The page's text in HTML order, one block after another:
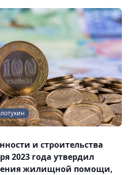
и строительства
2023 года утвердил
жилищной помощи,